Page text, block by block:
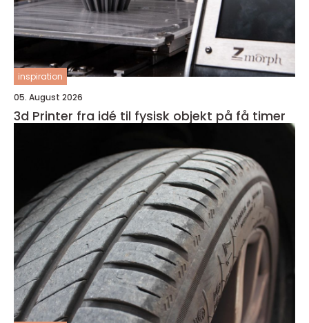
inspiration
05. August 2026
3d Printer fra idé til fysisk objekt på få timer